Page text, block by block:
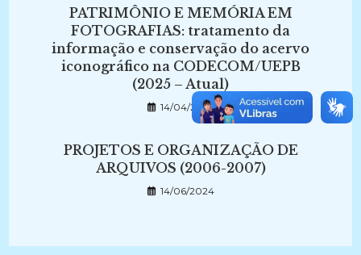
PATRIMÔNIO E MEMÓRIA EM
FOTOGRAFIAS: tratamento da
informação e conservação do acervo
iconográfico na CODECOM/UEPB
(2025 – Atual)
14/04/2026
PROJETOS E ORGANIZAÇÃO DE
ARQUIVOS (2006-2007)
14/06/2024